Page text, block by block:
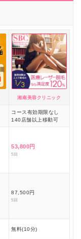
湘南美容クリニック
コース有効期限なし
140店舗以上移動可
53,800円
5回
87,500円
5回
無料(10分)